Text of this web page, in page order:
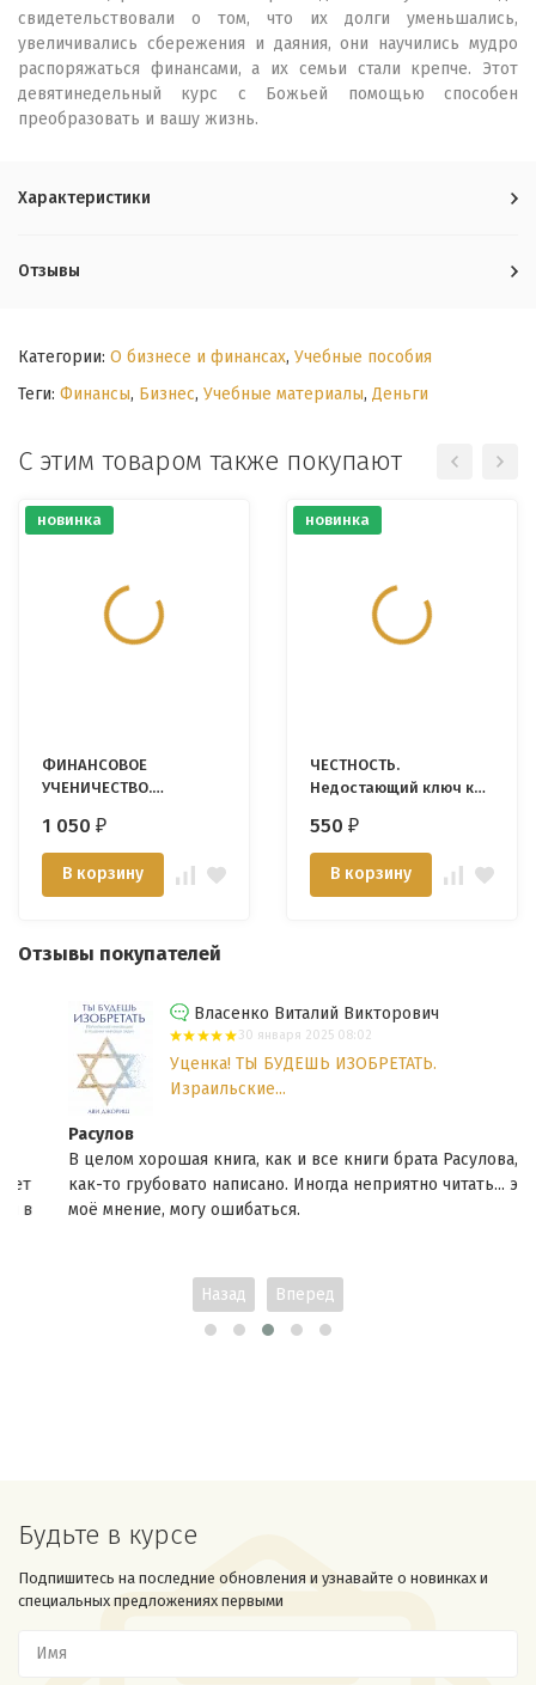
свидетельствовали о том, что их долги уменьшались,
увеличивались сбережения и даяния, они научились мудро
распоряжаться финансами, а их семьи стали крепче. Этот
девятинедельный курс с Божьей помощью способен
преобразовать и вашу жизнь.
Характеристики
Отзывы
Категории: О бизнесе и финансах, Учебные пособия
Теги: Финансы, Бизнес, Учебные материалы, Деньги
С этим товаром также покупают
новинка
ФИНАНСОВОЕ
УЧЕНИЧЕСТВО.
Питер Бриско
1 050 ₽
В корзину
новинка
ЧЕСТНОСТЬ.
Недостающий ключ к
Говард Дейтон
550 ₽
В корзину
Отзывы покупателей
Власенко Виталий Викторович
30 января 2025 08:02
Уценка! ТЫ БУДЕШЬ ИЗОБРЕТАТЬ.
Израильские...
Расулов
В целом хорошая книга, как и все книги брата Расулова, но
как-то грубовато написано. Иногда неприятно читать... это
моё мнение, могу ошибаться.
Назад Вперед
Будьте в курсе
Подпишитесь на последние обновления и узнавайте о новинках и
специальных предложениях первыми